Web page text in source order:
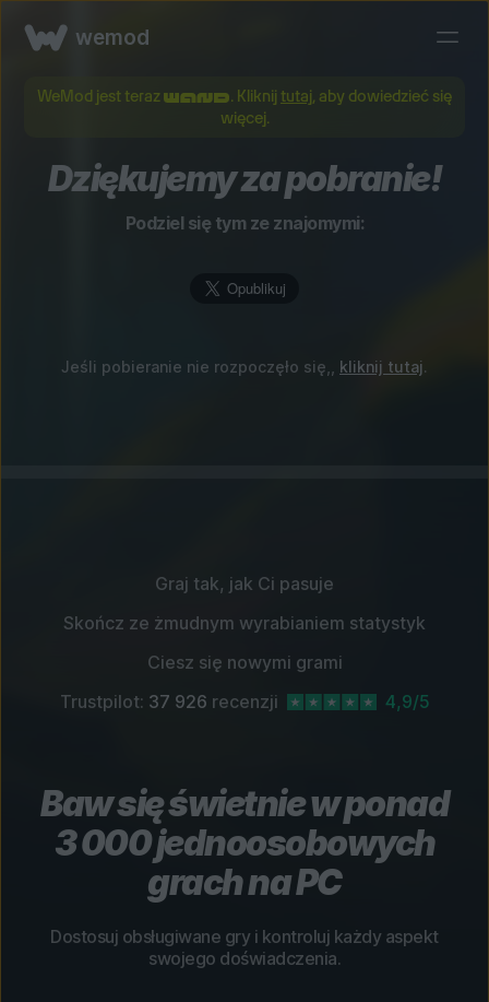
wemod
WeMod jest teraz . Kliknij tutaj , aby dowiedzieć się
więcej.
Dziękujemy za pobranie!
Podziel się tym ze znajomymi:
Jeśli pobieranie nie rozpoczęło się,, kliknij tutaj.
Graj tak, jak Ci pasuje
Skończ ze żmudnym wyrabianiem statystyk
Ciesz się nowymi grami
Trustpilot: 37 926 recenzji 4,9/5
Baw się świetnie w ponad
3 000 jednoosobowych
grach na PC
Dostosuj obsługiwane gry i kontroluj każdy aspekt
swojego doświadczenia.